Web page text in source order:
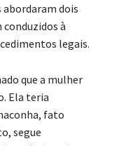
abordaram dois
conduzidos à
legais.
que a mulher
Ela teria
fato
segue